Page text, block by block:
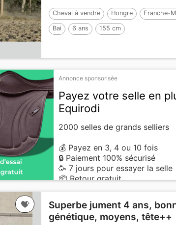
Cheval à vendre Hongre Franche-
Bai 6 ans 155 cm
Annonce sponsorisée
Payez votre selle en
Equirodi
2000 selles de grands selliers
💰 Payez en 3, 4 ou 10 fois
🔒 Paiement 100% sécurisé
🥳 7 jours pour essayer la selle
📦 Retour gratuit
Superbe jument 4 ans,
génétique, moyens, tête++